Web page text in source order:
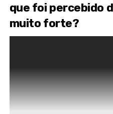
que foi percebido
muito forte?